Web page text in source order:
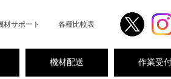
材サポート 各種比較表
作業受
機材配送